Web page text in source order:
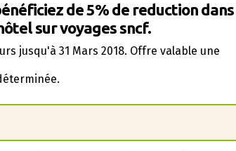
de 5% de reduction dans
sur voyages sncf.
jusqu'à 31 Mars 2018. Offre valable une